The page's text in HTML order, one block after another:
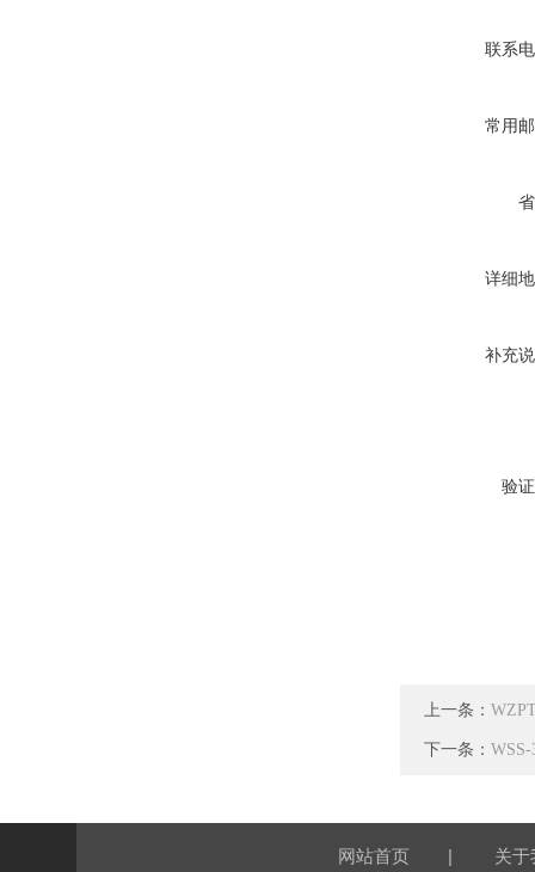
联系
常用
详细
补充
验
上一条：
下一条：
网站首页 | 关于